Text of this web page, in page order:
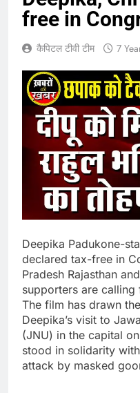
free in
कैपिटल टीवी टीम 7
Deepika Padukone-
declared tax-free in
Pradesh Rajasthan
supporters are
The film has drawn
Deepika’s visit to
(JNU) in the capital
stood in solidarity
attack by masked